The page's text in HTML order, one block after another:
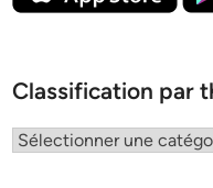
Classification par
Classification